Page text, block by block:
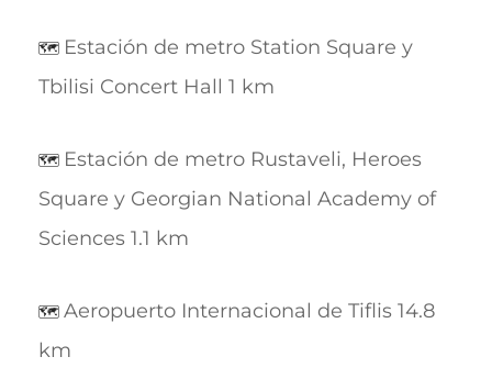
🗺️ Estación de metro Station Square y
Tbilisi Concert Hall 1 km
🗺️ Estación de metro Rustaveli, Heroes
Square y Georgian National Academy of
Sciences 1.1 km
🗺️ Aeropuerto Internacional de Tiflis 14.8
km